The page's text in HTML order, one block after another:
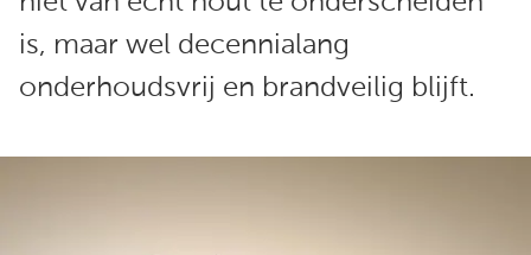
is, maar wel decennialang
onderhoudsvrij en brandveilig blijft.